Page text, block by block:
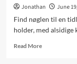
Jonathan
June
Find nøglen til en
holder, med alsidige
Read MoreRead